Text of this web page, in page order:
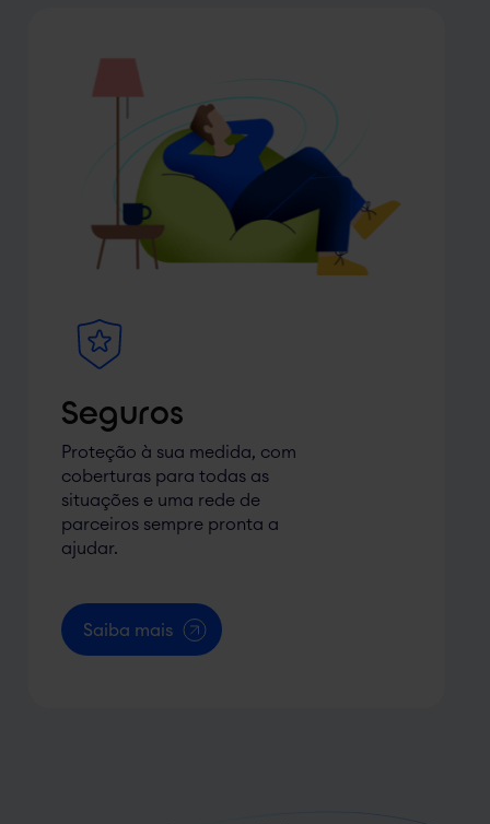
Seguros
Proteção à sua medida, com
coberturas para todas as
situações e uma rede de
parceiros sempre pronta a
ajudar.
Saiba mais